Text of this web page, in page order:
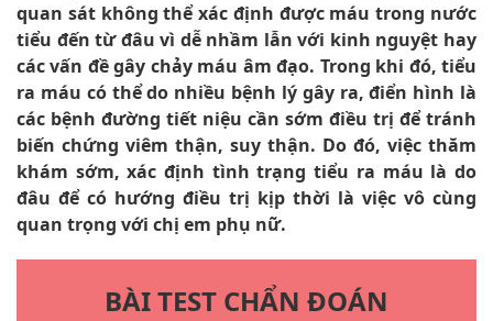
quan sát không thể xác định được máu trong nước
tiểu đến từ đâu vì dễ nhầm lẫn với kinh nguyệt hay
các vấn đề gây chảy máu âm đạo. Trong khi đó, tiểu
ra máu có thể do nhiều bệnh lý gây ra, điển hình là
các bệnh đường tiết niệu cần sớm điều trị để tránh
biến chứng viêm thận, suy thận. Do đó, việc thăm
khám sớm, xác định tình trạng tiểu ra máu là do
đâu để có hướng điều trị kịp thời là việc vô cùng
quan trọng với chị em phụ nữ.
BÀI TEST CHẨN ĐOÁN